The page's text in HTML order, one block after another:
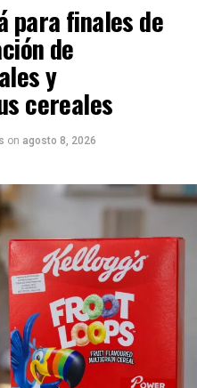
para finales de
de
y
cereales
on agosto 8, 2026